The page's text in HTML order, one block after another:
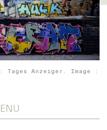
Anzeiger. Image :